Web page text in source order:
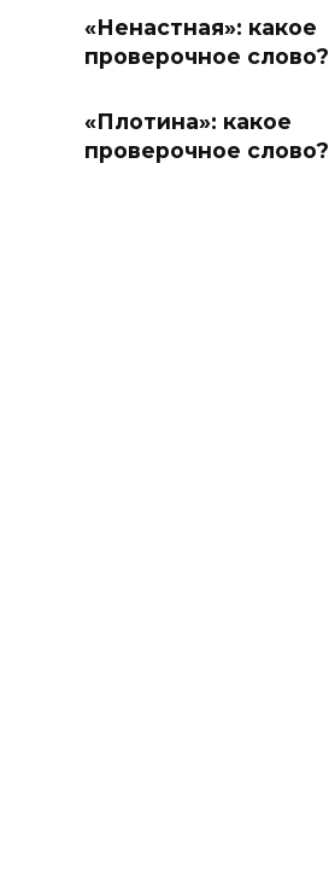
«Ненастная»: какое
проверочное слово?
«Плотина»: какое
проверочное слово?